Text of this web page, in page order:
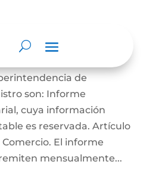
de inspección,
presentan los Señores
de
son: Informe
cuya información
es reservada. Artículo
Comercio. El informe
mensualmente...